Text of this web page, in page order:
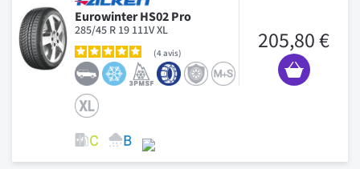
Eurowinter HS02 Pro
285/45 R 19 111V XL
4avis 205,80 €